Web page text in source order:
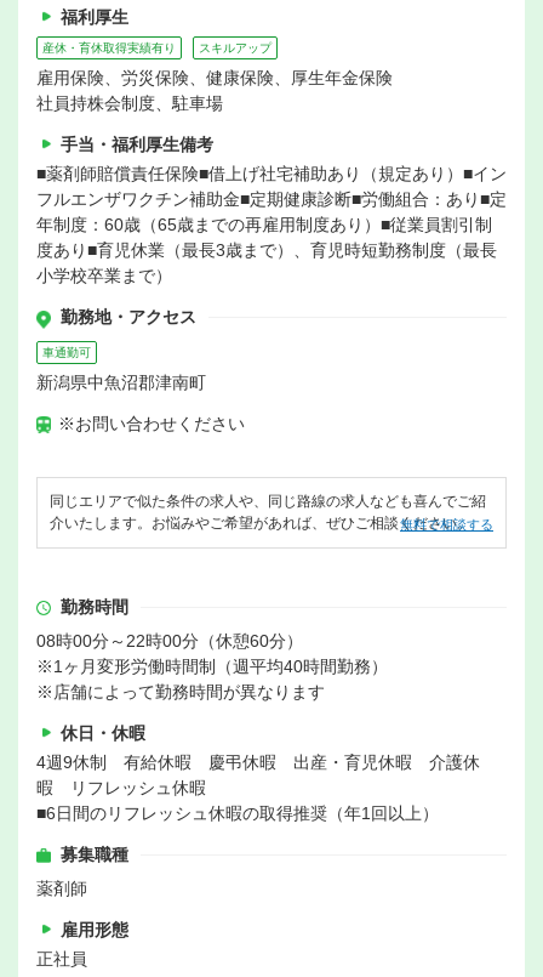
福利厚生
産休・育休取得実績有り スキルアップ
雇用保険、労災保険、健康保険、厚生年金保険
社員持株会制度、駐車場
手当・福利厚生備考
■薬剤師賠償責任保険■借上げ社宅補助あり（規定あり）■イン
フルエンザワクチン補助金■定期健康診断■労働組合：あり■定
年制度：60歳（65歳までの再雇用制度あり）■従業員割引制
度あり■育児休業（最長3歳まで）、育児時短勤務制度（最長
小学校卒業まで）
勤務地・アクセス
車通勤可
新潟県中魚沼郡津南町
※お問い合わせください
同じエリアで似た条件の求人や、同じ路線の求人なども喜んでご紹
介いたします。お悩みやご希望があれば、ぜひご相談ください。
無料で相談する
勤務時間
08時00分～22時00分（休憩60分）
※1ヶ月変形労働時間制（週平均40時間勤務）
※店舗によって勤務時間が異なります
休日・休暇
4週9休制 有給休暇 慶弔休暇 出産・育児休暇 介護休
暇 リフレッシュ休暇
■6日間のリフレッシュ休暇の取得推奨（年1回以上）
募集職種
薬剤師
雇用形態
正社員